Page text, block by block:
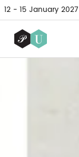
12 - 15 January 2027